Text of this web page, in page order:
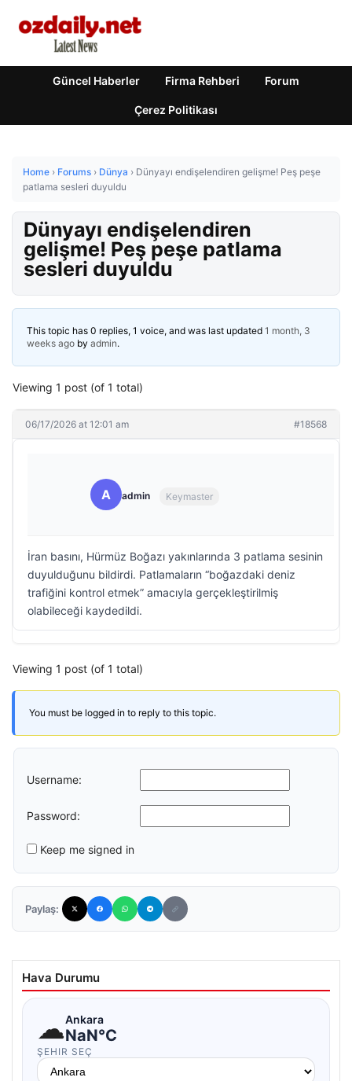
Güncel Haberler Firma Rehberi Forum
Çerez Politikası
Home › Forums › Dünya › Dünyayı endişelendiren gelişme! Peş peşe
patlama sesleri duyuldu
Dünyayı endişelendiren
gelişme! Peş peşe patlama
sesleri duyuldu
This topic has 0 replies, 1 voice, and was last updated 1 month, 3
weeks ago by admin.
Viewing 1 post (of 1 total)
06/17/2026 at 12:01 am #18568
A admin Keymaster
İran basını, Hürmüz Boğazı yakınlarında 3 patlama sesinin
duyulduğunu bildirdi. Patlamaların “boğazdaki deniz
trafiğini kontrol etmek” amacıyla gerçekleştirilmiş
olabileceği kaydedildi.
Viewing 1 post (of 1 total)
You must be logged in to reply to this topic.
Username:
Password:
Keep me signed in
Paylaş:
Hava Durumu
☁Ankara
NaN°C
ŞEHIR SEÇ